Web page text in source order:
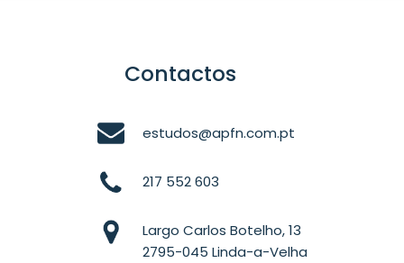
Contactos
estudos@apfn.com.pt
217 552 603
Largo Carlos Botelho, 13
2795-045 Linda-a-Velha